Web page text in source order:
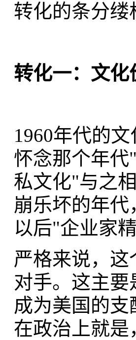
转化的条分缕
转化一：文
1960年代的
怀念那个年
私文化"与之
崩乐坏的年
以后"企业家
严格来说，
对手。这主
成为美国的
在政治上就是